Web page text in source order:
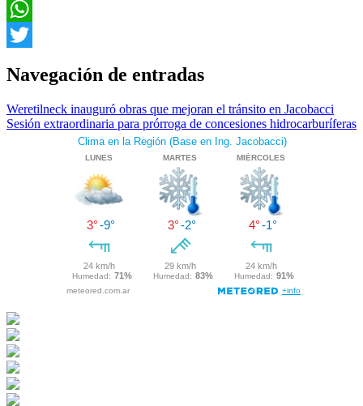
Facebook
WhatsApp
Navegación de entradas
Weretilneck inauguró obras que mejoran el tránsito en Jacobacci
Sesión extraordinaria para prórroga de concesiones hidrocarburíferas